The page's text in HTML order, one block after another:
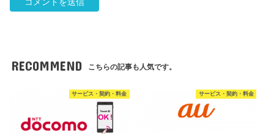
RECOMMEND こちらの記事も人気です。
サービス・契約・料金 サービス・契約・料金